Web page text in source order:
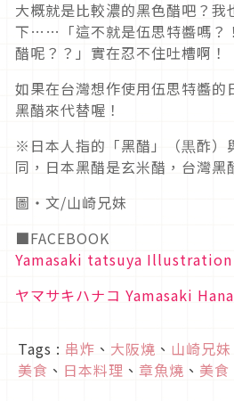
大概就是比較濃的黑色醋吧？我
下……「這不就是伍思特醬嗎？
醋呢？？」實在忍不住吐槽啊！
如果在台灣想作使用伍思特醬的
黑醋來代替喔！
※日本人指的「黑醋」（黒酢）
同，日本黑醋是玄米醋，台灣黑
圖・文/山崎兄妹
■FACEBOOK
Yamasaki tatsuya Illustration
ヤマサキハナコ Yamasaki
Tags : 串炸 、 大阪燒 、 山崎兄妹
美食 、 日本料理 、 章魚燒 、 美食